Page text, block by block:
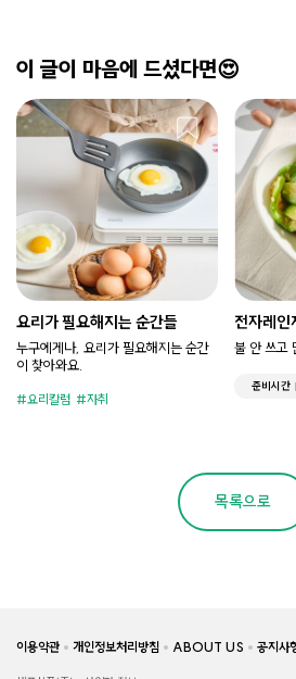
이 글이 마음에 드셨다면😍
요리가 필요해지는 순간들
누구에게나, 요리가 필요해지는 순간
이 찾아와요.
요리칼럼 자취
전자레인
불 안 쓰고
준비시간
목록으로
이용약관 개인정보처리방침 ABOUT US 공지사